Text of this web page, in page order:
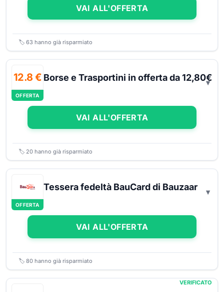
VAI ALL'OFFERTA
🏷️ 63 hanno già risparmiato
12.8 €
OFFERTA
Borse e Trasportini in offerta da 12,80€
VAI ALL'OFFERTA
🏷️ 20 hanno già risparmiato
OFFERTA
Tessera fedeltà BauCard di Bauzaar
VAI ALL'OFFERTA
🏷️ 80 hanno già risparmiato
VERIFICATO